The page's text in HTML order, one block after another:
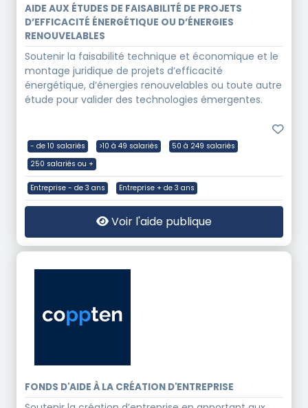
AIDE AUX ÉTUDES DE FAISABILITÉ DE PROJETS
D’EFFICACITÉ ÉNERGÉTIQUE OU D’ÉNERGIES
RENOUVELABLES
Soutenir la faisabilité technique et économique et le
montage juridique de projets d’efficacité
énergétique, d’énergies renouvelables ou toute autre
étude pour valider des technologies émergentes.
- de 10 salariés >10 à 49 salariés
50 à 249 salariés
250 salariés ou +
Entreprise - de 3 ans Entreprise + de 3 ans
Voir l'aide publique
FONDS D'AIDE À LA CRÉATION D'ENTREPRISE